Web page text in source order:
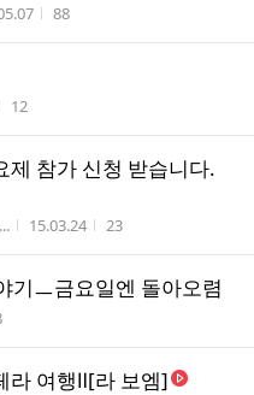
시간 조회수
88
조회수
12
제 참가 신청 받습니다.
작성시간
15.03.24 조회수
23
기ㅡ금요일엔 돌아오렴
수
라 여행Ⅱ[라 보엠]